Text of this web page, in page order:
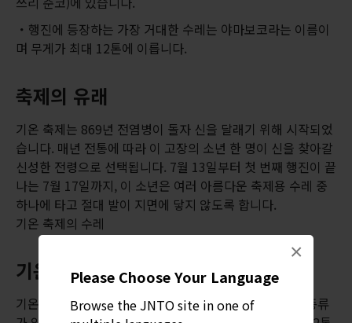
Please Choose Your Language
Browse the JNTO site in one of
×
행진에 등장하는 가장 거대한 수레는 야마보코라는 이름이
며 무게가 최대 12톤에 이릅니다.
축제의 유래
기온 축제는 869년 전염병이 돌자 신을 달래기 위해 시작되었
습니다. 매년 전통에 따라 이 고장의 소년 한 명이 신을 찾아갈
신성한 전령으로 선택됩니다. 7월 13일부터 첫 번째 행진이 끝
나는 7월 17일까지, 이 소년은 여러 아름다운 축제용 수레 중
하나에 타고 절대 발이 지면에 닿지 않도록 합니다.
기온 축제의 수레
기온의 화려한 수레
기온 축제(기원제)에 등장하는 수레는 '야마'와 '호코' 두 종류